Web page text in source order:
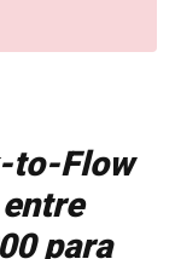
to-Flow
para